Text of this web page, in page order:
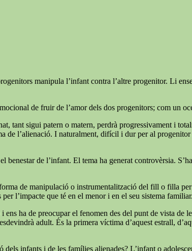
manipula l’infant contra l’altre progenitor. Li
de fruir de l’amor dels dos progenitors; com un
tant sigui patern o matern, perdrà progressivament i
l’alienació. I naturalment, difícil i dur per al
de l’infant. El tema ha generat controvèrsia.
de manipulació o instrumentalització del fill o filla
l’impacte que té en el menor i en el seu sistema familiar.
ha de preocupar el fenomen des del punt de vista de
adult. És la primera víctima d’aquest estrall,
infants i de les famílies alienades? L’infant o